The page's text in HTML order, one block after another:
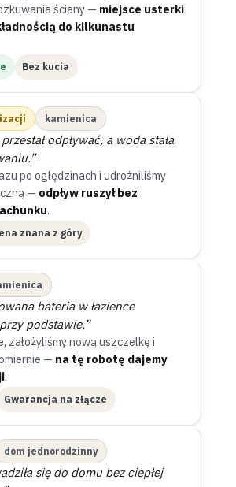
ściany — miejsce usterki
do kilkunastu
Bez kucia
kamienica
odpływać, a woda stała
po oględzinach i udrożniliśmy
— odpływ ruszył bez
.
znana z góry
bateria w łazience
podstawie.”
założyliśmy nową uszczelkę i
— na tę robotę dajemy
.
Gwarancja na złącze
dom jednorodzinny
się do domu bez ciepłej